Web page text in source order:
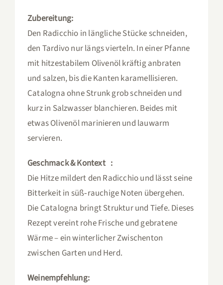
Zubereitung:
Den Radicchio in längliche Stücke schneiden,
den Tardivo nur längs vierteln. In einer Pfanne
mit hitzestabilem Olivenöl kräftig anbraten
und salzen, bis die Kanten karamellisieren.
Catalogna ohne Strunk grob schneiden und
kurz in Salzwasser blanchieren. Beides mit
etwas Olivenöl marinieren und lauwarm
servieren.
Geschmack & Kontext :
Die Hitze mildert den Radicchio und lässt seine
Bitterkeit in süß‑rauchige Noten übergehen.
Die Catalogna bringt Struktur und Tiefe. Dieses
Rezept vereint rohe Frische und gebratene
Wärme – ein winterlicher Zwischenton
zwischen Garten und Herd.
Weinempfehlung: